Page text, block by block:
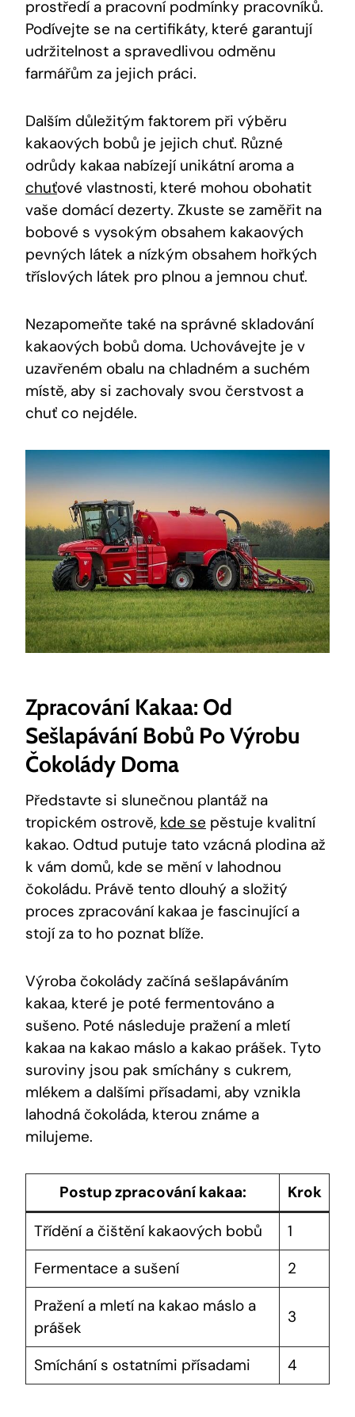
prostředí a pracovní podmínky pracovníků.
Podívejte se na certifikáty, které garantují
udržitelnost a spravedlivou odměnu
farmářům za jejich práci.
Dalším důležitým faktorem při výběru
kakaových bobů je jejich chuť. Různé
odrůdy kakaa nabízejí unikátní aroma a
chuťové vlastnosti, které mohou obohatit
vaše domácí dezerty. Zkuste se zaměřit na
bobové s vysokým obsahem kakaových
pevných látek a nízkým obsahem hořkých
tříslových látek pro plnou a jemnou chuť.
Nezapomeňte také na správné skladování
kakaových bobů doma. Uchovávejte je v
uzavřeném obalu na chladném a suchém
místě, aby si zachovaly svou čerstvost a
chuť co nejdéle.
Zpracování Kakaa: Od
Sešlapávání Bobů Po Výrobu
Čokolády Doma
Představte si slunečnou plantáž na
tropickém ostrově, kde se pěstuje kvalitní
kakao. Odtud putuje tato vzácná plodina až
k vám domů, kde se mění v lahodnou
čokoládu. Právě tento dlouhý a složitý
proces zpracování kakaa je fascinující a
stojí za to ho poznat blíže.
Výroba čokolády začíná sešlapáváním
kakaa, které je poté fermentováno a
sušeno. Poté následuje pražení a mletí
kakaa na kakao máslo a kakao prášek. Tyto
suroviny jsou pak smíchány s cukrem,
mlékem a dalšími přísadami, aby vznikla
lahodná čokoláda, kterou známe a
milujeme.
Postup zpracování kakaa:
Krok
Třídění a čištění kakaových bobů
1
Fermentace a sušení
2
Pražení a mletí na kakao máslo a
prášek
3
Smíchání s ostatními přísadami 4